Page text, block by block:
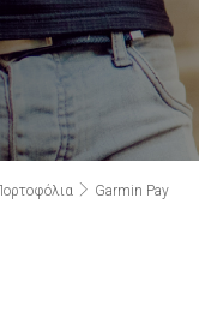
Garmin Pay